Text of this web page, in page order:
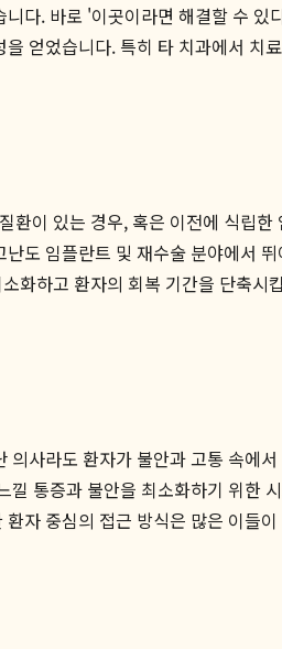
다. 바로 '이곳이라면 해결할 수
을 얻었습니다. 특히 타 치과에서 치
이 있는 경우, 혹은 이전에 식립
도 임플란트 및 재수술 분야에서
화하고 환자의 회복 기간을 단축
사라도 환자가 불안과 고통 속
통증과 불안을 최소화하기 위
자 중심의 접근 방식은 많은 이들이